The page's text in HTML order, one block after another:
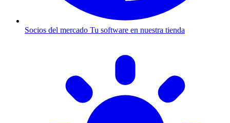
Socios del mercado Tu software en nuestra tienda